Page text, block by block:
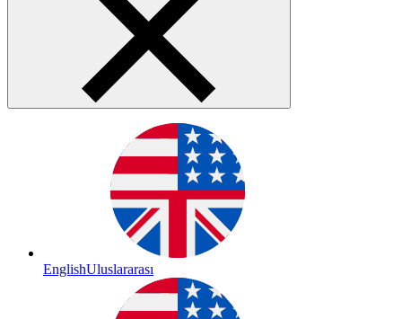
EnglishUluslararası